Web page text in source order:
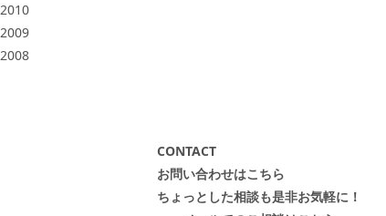
2010
2009
2008
CONTACT
お問い合わせはこちら
ちょっとした相談も是非お気軽に！